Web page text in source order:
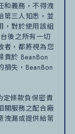
和義務，不得洩
第三人知悉，並
，對於使用該組
後之所有一切
者，都將視為您
於 BeanBon
失，BeanBon
定條款負保密責
關服務之配合廠
洩漏或提供給第